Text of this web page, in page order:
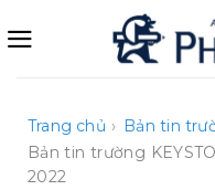
qua
Trang chủ › Bản tin
Bản tin trường
2022